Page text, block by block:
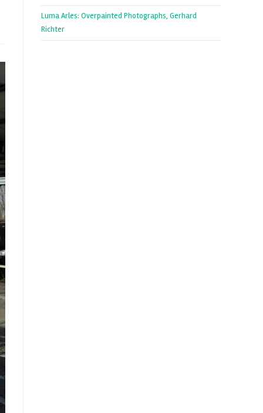
Luma Arles: Overpainted Photographs, Gerhard
Richter